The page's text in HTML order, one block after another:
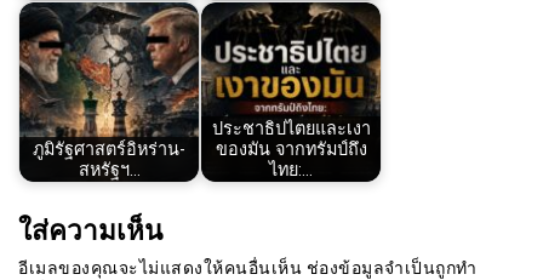
ภูมิรัฐศาสตร์อิหร่าน-
สหรัฐฯ…
ประชาธิปไตยและเงา
ของมัน จากทรัมป์ถึง
ไทย:…
ใส่ความเห็น
อีเมลของคุณจะไม่แสดงให้คนอื่นเห็น ช่องข้อมูลจำเป็นถูกทำ